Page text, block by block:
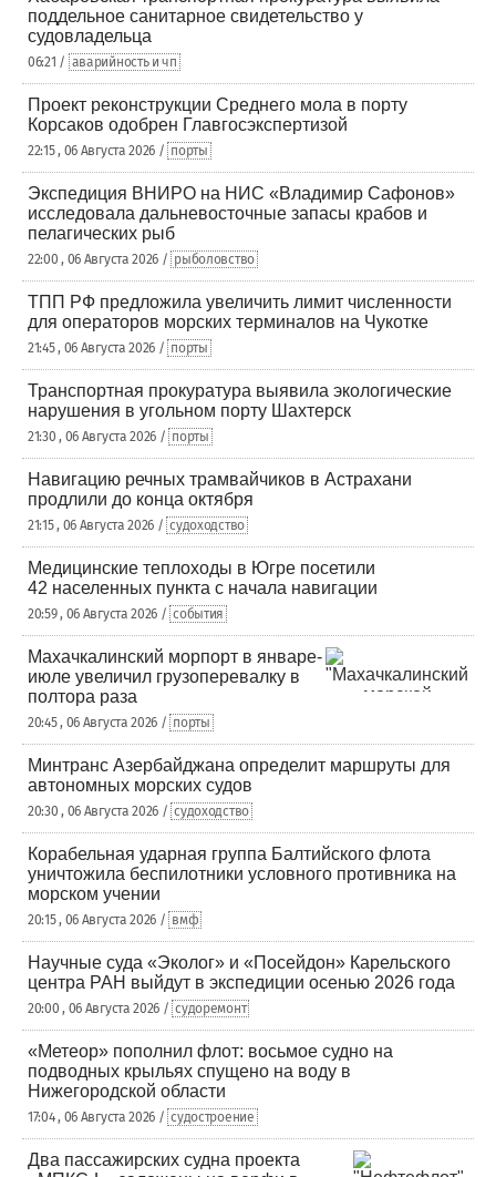
поддельное санитарное свидетельство у
судовладельца
06:21 / аварийность и чп
Проект реконструкции Среднего мола в порту
Корсаков одобрен Главгосэкспертизой
22:15 , 06 Августа 2026 / порты
Экспедиция ВНИРО на НИС «Владимир Сафонов»
исследовала дальневосточные запасы крабов и
пелагических рыб
22:00 , 06 Августа 2026 / рыболовство
ТПП РФ предложила увеличить лимит численности
для операторов морских терминалов на Чукотке
21:45 , 06 Августа 2026 / порты
Транспортная прокуратура выявила экологические
нарушения в угольном порту Шахтерск
21:30 , 06 Августа 2026 / порты
Навигацию речных трамвайчиков в Астрахани
продлили до конца октября
21:15 , 06 Августа 2026 / судоходство
Медицинские теплоходы в Югре посетили
42 населенных пункта с начала навигации
20:59 , 06 Августа 2026 / события
Махачкалинский морпорт в январе-
июле увеличил грузоперевалку в
полтора раза
20:45 , 06 Августа 2026 / порты
Минтранс Азербайджана определит маршруты для
автономных морских судов
20:30 , 06 Августа 2026 / судоходство
Корабельная ударная группа Балтийского флота
уничтожила беспилотники условного противника на
морском учении
20:15 , 06 Августа 2026 / вмф
Научные суда «Эколог» и «Посейдон» Карельского
центра РАН выйдут в экспедиции осенью 2026 года
20:00 , 06 Августа 2026 / судоремонт
«Метеор» пополнил флот: восьмое судно на
подводных крыльях спущено на воду в
Нижегородской области
17:04 , 06 Августа 2026 / судостроение
Два пассажирских судна проекта